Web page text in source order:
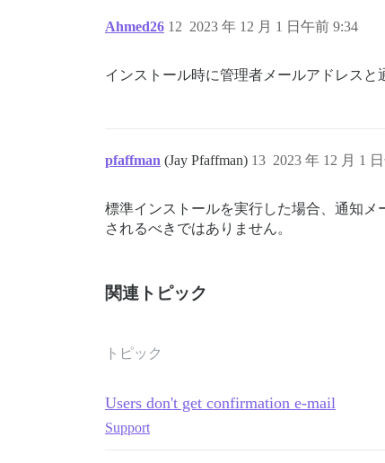
Ahmed26 2023 年 12 月 1 日午前 9:34
12
インストール時に管理者メールアドレス
pfaffman (Jay Pfaffman) 2023 年 12 月 1
13
標準インストールを実行した場合、通知メ
されるべきではありません。
関連トピック
トピック
Users don't get confirmation e-mail
Support